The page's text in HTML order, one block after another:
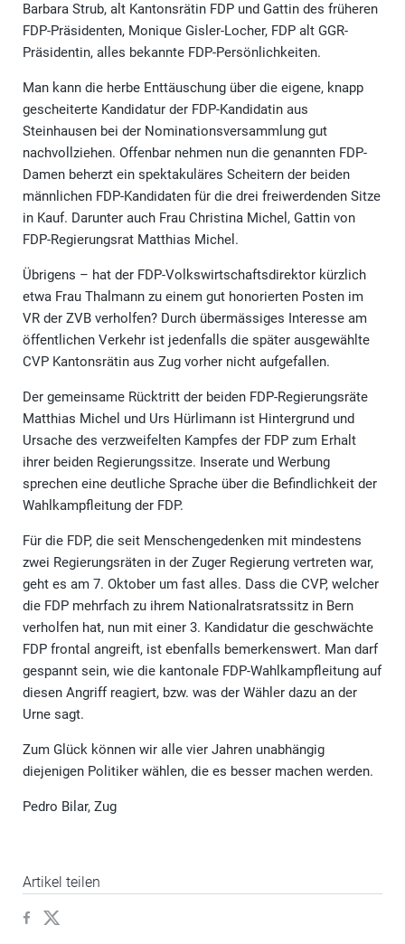
Barbara Strub, alt Kantonsrätin FDP und Gattin des früheren
FDP-Präsidenten, Monique Gisler-Locher, FDP alt GGR-
Präsidentin, alles bekannte FDP-Persönlichkeiten.
Man kann die herbe Enttäuschung über die eigene, knapp
gescheiterte Kandidatur der FDP-Kandidatin aus
Steinhausen bei der Nominationsversammlung gut
nachvollziehen. Offenbar nehmen nun die genannten FDP-
Damen beherzt ein spektakuläres Scheitern der beiden
männlichen FDP-Kandidaten für die drei freiwerdenden Sitze
in Kauf. Darunter auch Frau Christina Michel, Gattin von
FDP-Regierungsrat Matthias Michel.
Übrigens – hat der FDP-Volkswirtschaftsdirektor kürzlich
etwa Frau Thalmann zu einem gut honorierten Posten im
VR der ZVB verholfen? Durch übermässiges Interesse am
öffentlichen Verkehr ist jedenfalls die später ausgewählte
CVP Kantonsrätin aus Zug vorher nicht aufgefallen.
Der gemeinsame Rücktritt der beiden FDP-Regierungsräte
Matthias Michel und Urs Hürlimann ist Hintergrund und
Ursache des verzweifelten Kampfes der FDP zum Erhalt
ihrer beiden Regierungssitze. Inserate und Werbung
sprechen eine deutliche Sprache über die Befindlichkeit der
Wahlkampfleitung der FDP.
Für die FDP, die seit Menschengedenken mit mindestens
zwei Regierungsräten in der Zuger Regierung vertreten war,
geht es am 7. Oktober um fast alles. Dass die CVP, welcher
die FDP mehrfach zu ihrem Nationalratsratssitz in Bern
verholfen hat, nun mit einer 3. Kandidatur die geschwächte
FDP frontal angreift, ist ebenfalls bemerkenswert. Man darf
gespannt sein, wie die kantonale FDP-Wahlkampfleitung auf
diesen Angriff reagiert, bzw. was der Wähler dazu an der
Urne sagt.
Zum Glück können wir alle vier Jahren unabhängig
diejenigen Politiker wählen, die es besser machen werden.
Pedro Bilar, Zug
Artikel teilen